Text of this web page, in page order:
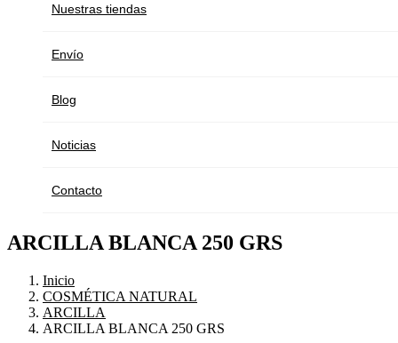
Nuestras tiendas
Envío
Blog
Noticias
Contacto
ARCILLA BLANCA 250 GRS
Inicio
COSMÉTICA NATURAL
ARCILLA
ARCILLA BLANCA 250 GRS